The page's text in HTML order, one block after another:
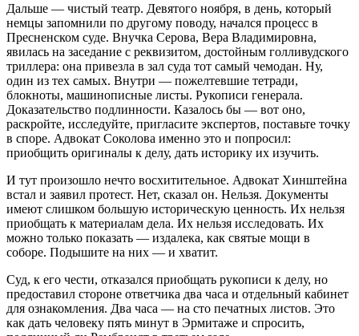
Дальше — чистый театр. Девятого ноября, в день, который
немцы запомнили по другому поводу, начался процесс в
Пресненском суде. Внучка Серова, Вера Владимировна,
явилась на заседание с реквизитом, достойным голливудского
триллера: она привезла в зал суда тот самый чемодан. Ну,
один из тех самых. Внутри — пожелтевшие тетради,
блокноты, машинописные листы. Рукописи генерала.
Доказательство подлинности. Казалось бы — вот оно,
раскройте, исследуйте, пригласите экспертов, поставьте точку
в споре. Адвокат Соколова именно это и попросил:
приобщить оригиналы к делу, дать историку их изучить.
И тут произошло нечто восхитительное. Адвокат Хинштейна
встал и заявил протест. Нет, сказал он. Нельзя. Документы
имеют слишком большую историческую ценность. Их нельзя
приобщать к материалам дела. Их нельзя исследовать. Их
можно только показать — издалека, как святые мощи в
соборе. Подышите на них — и хватит.
Суд, к его чести, отказался приобщать рукописи к делу, но
предоставил стороне ответчика два часа и отдельный кабинет
для ознакомления. Два часа — на сто печатных листов. Это
как дать человеку пять минут в Эрмитаже и спросить,